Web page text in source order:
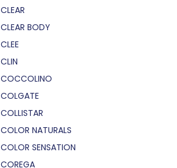
CLEAR
CLEAR BODY
CLEE
CLIN
COCCOLINO
COLGATE
COLLISTAR
COLOR NATURALS
COLOR SENSATION
COREGA